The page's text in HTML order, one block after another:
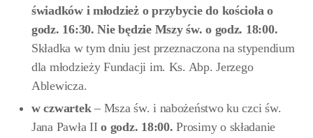
świadków i młodzież o przybycie do kościoła o
godz. 16:30. Nie będzie Mszy św. o godz. 18:00.
Składka w tym dniu jest przeznaczona na stypendium
dla młodzieży Fundacji im. Ks. Abp. Jerzego
Ablewicza.
w czwartek– Msza św. i nabożeństwo ku czci św.
Jana Pawła IIo godz. 18:00.Prosimy o składanie